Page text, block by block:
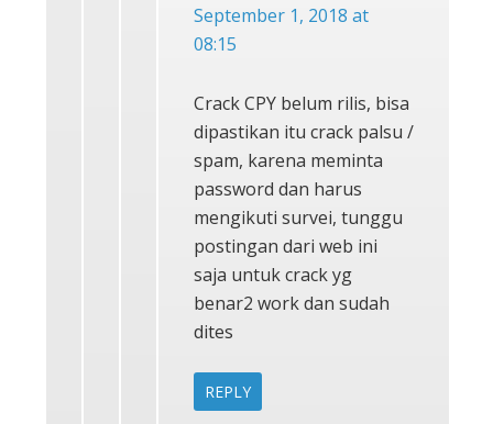
September 1, 2018 at
08:15
Crack CPY belum rilis, bisa
dipastikan itu crack palsu /
spam, karena meminta
password dan harus
mengikuti survei, tunggu
postingan dari web ini
saja untuk crack yg
benar2 work dan sudah
dites
REPLY